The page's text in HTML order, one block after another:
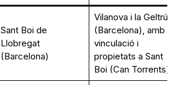
Sant Boi de
Llobregat
(Barcelona)
Vilanova i la Geltrú
(Barcelona), amb
vinculació i
propietats a Sant
Boi (Can Torrents)